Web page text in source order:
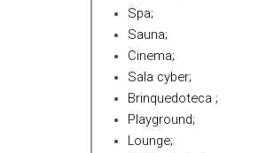
Spa;
Sauna;
Cinema;
Sala cyber;
Brinquedoteca ;
Playground;
Lounge;